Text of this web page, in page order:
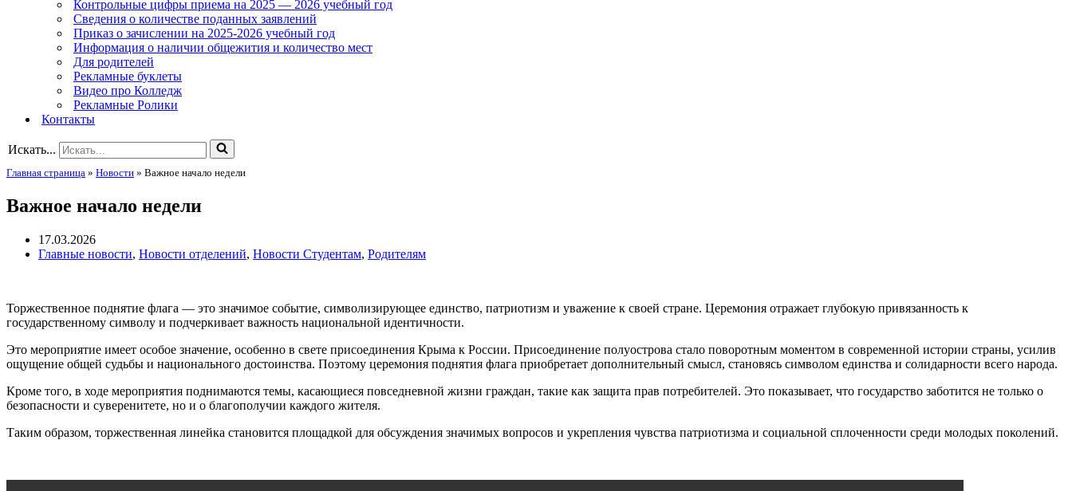
Контрольные цифры приема на 2025 — 2026 учебный год
Сведения о количестве поданных заявлений
Приказ о зачислении на 2025-2026 учебный год
Информация о наличии общежития и количество мест
Для родителей
Рекламные буклеты
Видео про Колледж
Рекламные Ролики
Контакты
Искать...
Главная страница » Новости » Важное начало недели
Важное начало недели
17.03.2026
Главные новости, Новости отделений, Новости Студентам, Родителям
Торжественное поднятие флага — это значимое событие, символизирующее единство, патриотизм и уважение к своей стране. Церемония отражает глубокую привязанность к
государственному символу и подчеркивает важность национальной идентичности.
Это мероприятие имеет особое значение, особенно в свете присоединения Крыма к России. Присоединение полуострова стало поворотным моментом в современной истории страны, усилив
ощущение общей судьбы и национального достоинства. Поэтому церемония поднятия флага приобретает дополнительный смысл, становясь символом единства и солидарности всего народа.
Кроме того, в ходе мероприятия поднимаются темы, касающиеся повседневной жизни граждан, такие как защита прав потребителей. Это показывает, что государство заботится не только о
безопасности и суверенитете, но и о благополучии каждого жителя.
Таким образом, торжественная линейка становится площадкой для обсуждения значимых вопросов и укрепления чувства патриотизма и социальной сплоченности среди молодых поколений.